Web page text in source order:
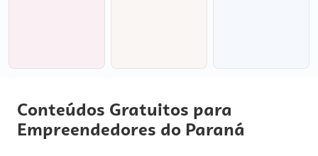
Conteúdos Gratuitos para
Empreendedores do Paraná